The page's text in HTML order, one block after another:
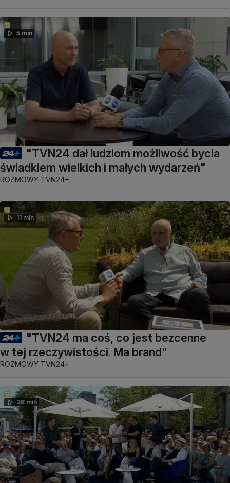
5 min
"TVN24 dał ludziom możliwość bycia
świadkiem wielkich i małych wydarzeń"
ROZMOWY TVN24+
11 min
"TVN24 ma coś, co jest bezcenne
w tej rzeczywistości. Ma brand"
ROZMOWY TVN24+
38 min